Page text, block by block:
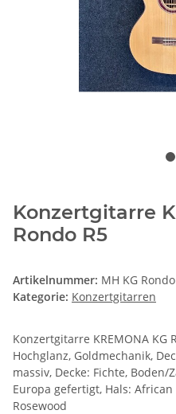
Konzertgitarre
Rondo R5
Artikelnummer: MH KG
Kategorie: Konzertgitarren
Konzertgitarre KREMONA KG
Hochglanz, Goldmechanik,
massiv, Decke: Fichte,
Europa gefertigt, Hals:
Rosewood